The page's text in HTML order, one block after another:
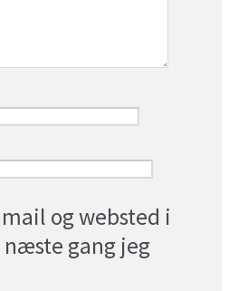
og websted i
gang jeg